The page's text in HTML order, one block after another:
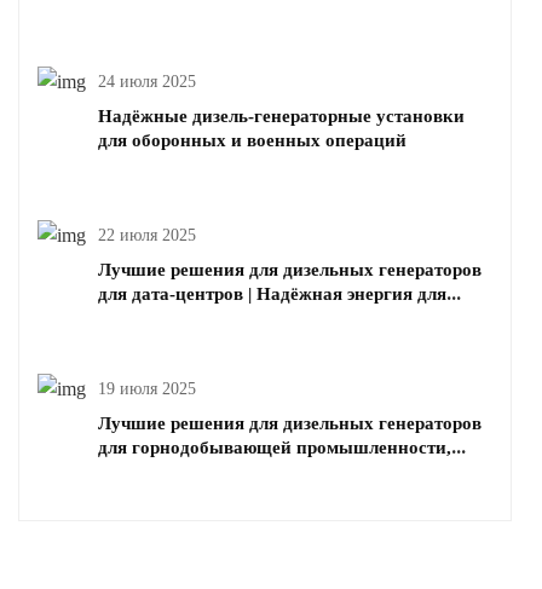
24 июля 2025
Надёжные дизель-генераторные установки
для оборонных и военных операций
22 июля 2025
Лучшие решения для дизельных генераторов
для дата-центров | Надёжная энергия для
19 июля 2025
Лучшие решения для дизельных генераторов
для горнодобывающей промышленности,